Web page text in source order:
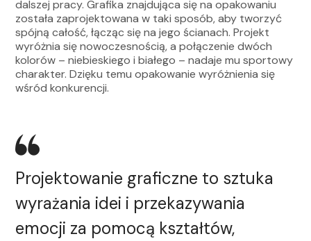
dalszej pracy. Grafika znajdująca się na opakowaniu
została zaprojektowana w taki sposób, aby tworzyć
spójną całość, łącząc się na jego ścianach. Projekt
wyróżnia się nowoczesnością, a połączenie dwóch
kolorów – niebieskiego i białego – nadaje mu sportowy
charakter. Dzięku temu opakowanie wyróżnienia się
wśród konkurencji.
Projektowanie graficzne to sztuka
wyrażania idei i przekazywania
emocji za pomocą kształtów,